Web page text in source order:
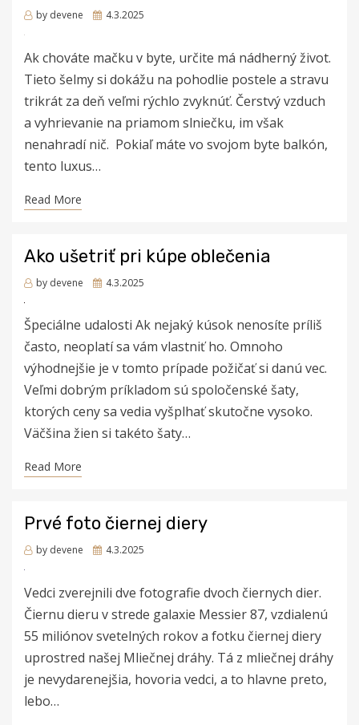
by devene
Posted
4.3.2025
Ak chováte mačku v byte, určite má nádherný život.
Tieto šelmy si dokážu na pohodlie postele a stravu
trikrát za deň veľmi rýchlo zvyknúť. Čerstvý vzduch
a vyhrievanie na priamom slniečku, im však
nenahradí nič. Pokiaľ máte vo svojom byte balkón,
tento luxus…
Read More
Ako ušetriť pri kúpe oblečenia
by devene
Posted
4.3.2025
Špeciálne udalosti Ak nejaký kúsok nenosíte príliš
často, neoplatí sa vám vlastniť ho. Omnoho
výhodnejšie je v tomto prípade požičať si danú vec.
Veľmi dobrým príkladom sú spoločenské šaty,
ktorých ceny sa vedia vyšplhať skutočne vysoko.
Väčšina žien si takéto šaty…
Read More
Prvé foto čiernej diery
by devene
Posted
4.3.2025
Vedci zverejnili dve fotografie dvoch čiernych dier.
Čiernu dieru v strede galaxie Messier 87, vzdialenú
55 miliónov svetelných rokov a fotku čiernej diery
uprostred našej Mliečnej dráhy. Tá z mliečnej dráhy
je nevydarenejšia, hovoria vedci, a to hlavne preto,
lebo…